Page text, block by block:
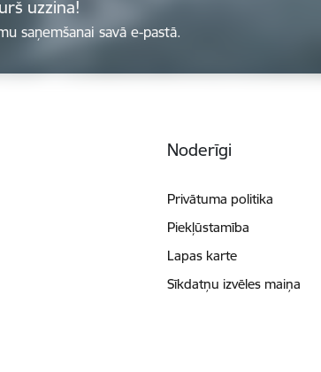
uzzina!
saņemšanai savā e-pastā.
Noderīgi
Privātuma politika
Piekļūstamība
Lapas karte
Sīkdatņu izvēles maiņa